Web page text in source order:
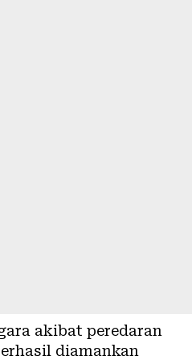
akibat peredaran
diamankan